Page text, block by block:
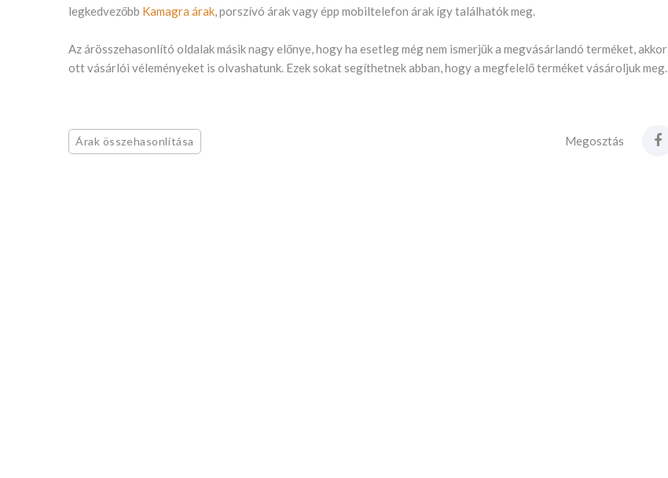
legkedvezőbb Kamagra árak, porszívó árak vagy épp mobiltelefon árak így találhatók meg.
Az árösszehasonlító oldalak másik nagy előnye, hogy ha esetleg még nem ismerjük a megvásárlandó terméket, akkor
ott vásárlói véleményeket is olvashatunk. Ezek sokat segíthetnek abban, hogy a megfelelő terméket vásároljuk meg.
Árak összehasonlítása Megosztás